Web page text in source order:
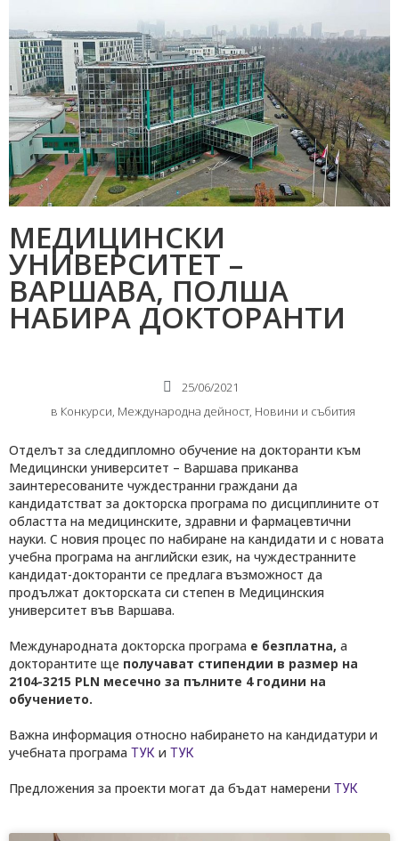
МЕДИЦИНСКИ
УНИВЕРСИТЕТ –
ВАРШАВА, ПОЛША
НАБИРА ДОКТОРАНТИ
25/06/2021
в Конкурси, Международнa дейност, Новини и събития
Отделът за следдипломно обучение на докторанти към
Медицински университет – Варшава приканва
заинтересованите чуждестранни граждани да
кандидатстват за докторска програма по дисциплините от
областта на медицинските, здравни и фармацевтични
науки. С новия процес по набиране на кандидати и с новата
учебна програма на английски език, на чуждестранните
кандидат-докторанти се предлага възможност да
продължат докторската си степен в Медицинския
университет във Варшава.
Международната докторска програма е безплатна, а
докторантите ще получават стипендии в размер на
2104-3215 PLN месечно за пълните 4 години на
обучението.
Важна информация относно набирането на кандидатури и
учебната програма ТУК и ТУК
Предложения за проекти могат да бъдат намерени ТУК